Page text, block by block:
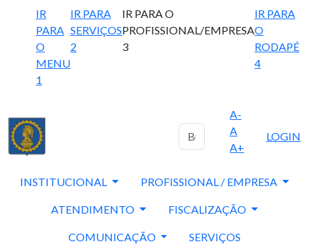
IR
PARA
O
MENU
1
IR PARA
SERVIÇOS
2
IR PARA O
PROFISSIONAL/EMPRESA
3
IR PARA
O
RODAPÉ
4
A-
A
A+
LOGIN
INSTITUCIONAL PROFISSIONAL / EMPRESA
ATENDIMENTO FISCALIZAÇÃO
COMUNICAÇÃO SERVIÇOS